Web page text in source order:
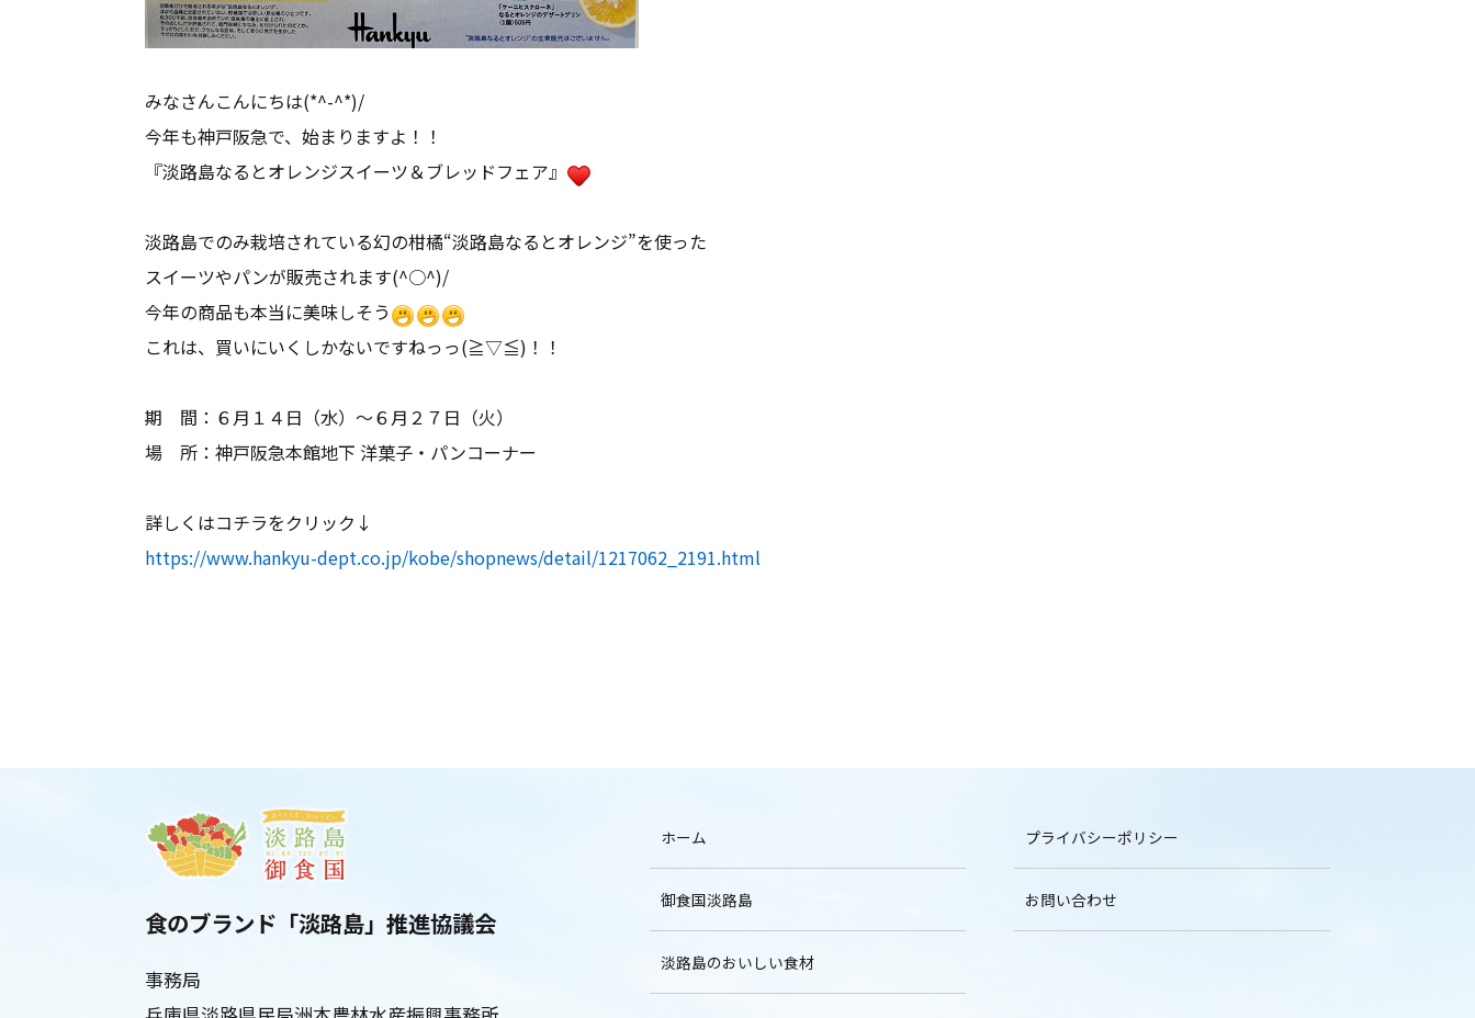
みなさんこんにちは(*^-^*)/
今年も神戸阪急で、始まりますよ！！
『淡路島なるとオレンジスイーツ＆ブレッドフェア』
淡路島でのみ栽培されている幻の柑橘“淡路島なるとオレンジ”を使った
スイーツやパンが販売されます(^○^)/
今年の商品も本当に美味しそう
これは、買いにいくしかないですねっっ(≧▽≦)！！
期 間：６月１４日（水）～６月２７日（火）
場 所：神戸阪急本館地下 洋菓子・パンコーナー
詳しくはコチラをクリック↓
https://www.hankyu-dept.co.jp/kobe/shopnews/detail/1217062_2191.html
食のブランド「淡路島」推進協議会
事務局
ホーム
御食国淡路島
淡路島のおいしい食材
プライバシーポリシー
お問い合わせ